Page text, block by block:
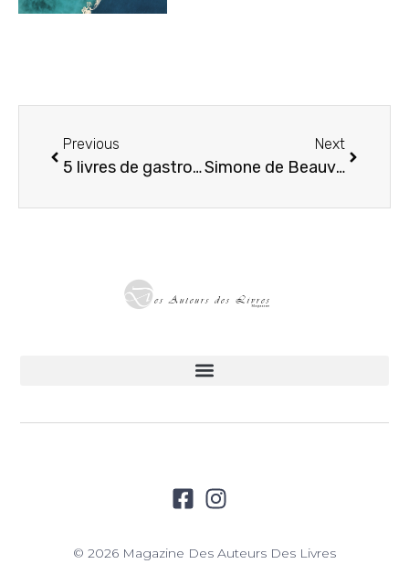
Previous
5 livres de gastronomie française à offrir ou à s’offrir
Next
Simone de Beauvoir : portrait d’une intellectuelle majeure du XXe siècle
© 2026 Magazine Des Auteurs Des Livres